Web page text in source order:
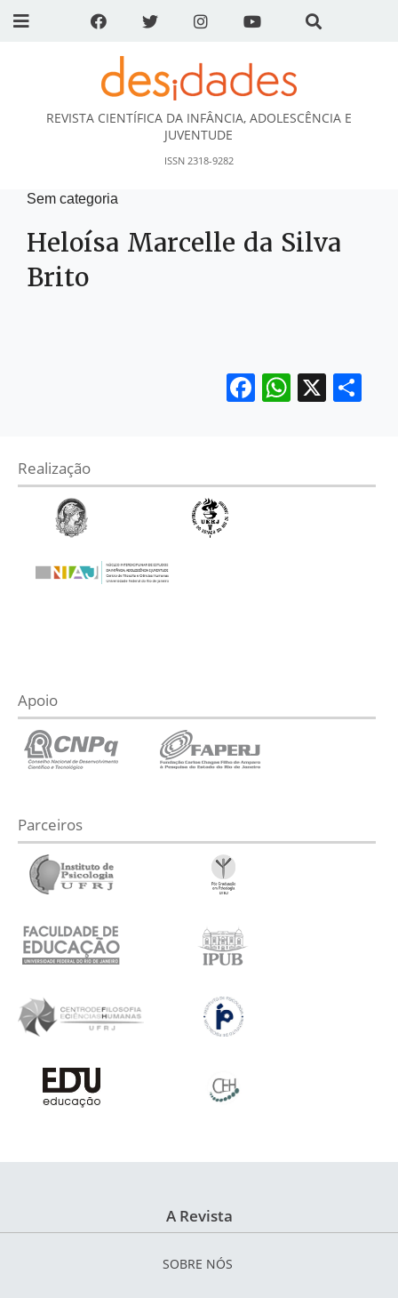
DESidades
REVISTA CIENTÍFICA DA INFÂNCIA, ADOLESCÊNCIA E
JUVENTUDE
ISSN 2318-9282
Sem categoria
Heloísa Marcelle da Silva
Brito
Facebook
X
Realização
Apoio
Parceiros
A Revista
SOBRE NÓS